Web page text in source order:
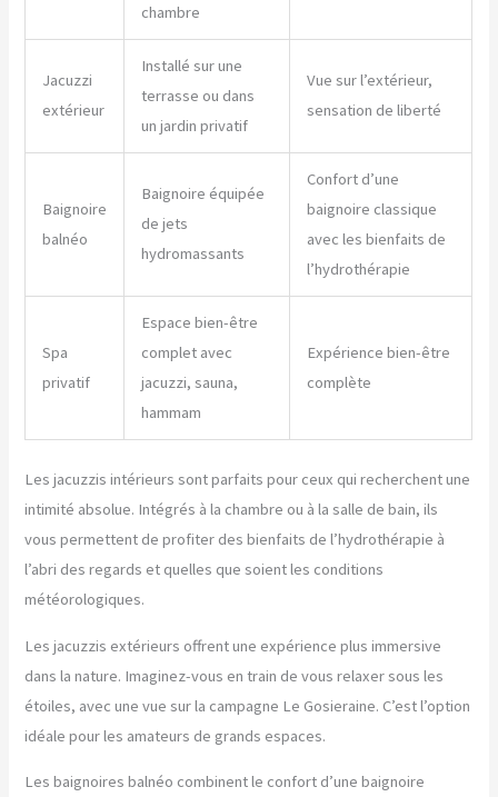
chambre
Jacuzzi
extérieur
Installé sur une
terrasse ou dans
un jardin privatif
Vue sur l’extérieur,
sensation de liberté
Baignoire
balnéo
Baignoire équipée
de jets
hydromassants
Confort d’une
baignoire classique
avec les bienfaits de
l’hydrothérapie
Spa
privatif
Espace bien-être
complet avec
jacuzzi, sauna,
hammam
Expérience bien-être
complète
Les jacuzzis intérieurs sont parfaits pour ceux qui recherchent une
intimité absolue. Intégrés à la chambre ou à la salle de bain, ils
vous permettent de profiter des bienfaits de l’hydrothérapie à
l’abri des regards et quelles que soient les conditions
météorologiques.
Les jacuzzis extérieurs offrent une expérience plus immersive
dans la nature. Imaginez-vous en train de vous relaxer sous les
étoiles, avec une vue sur la campagne Le Gosieraine. C’est l’option
idéale pour les amateurs de grands espaces.
Les baignoires balnéo combinent le confort d’une baignoire